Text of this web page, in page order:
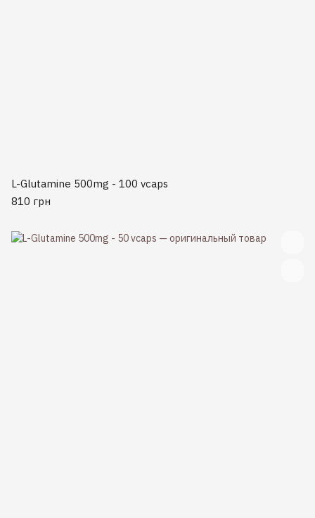
L-Glutamine 500mg - 100 vcaps
810 грн